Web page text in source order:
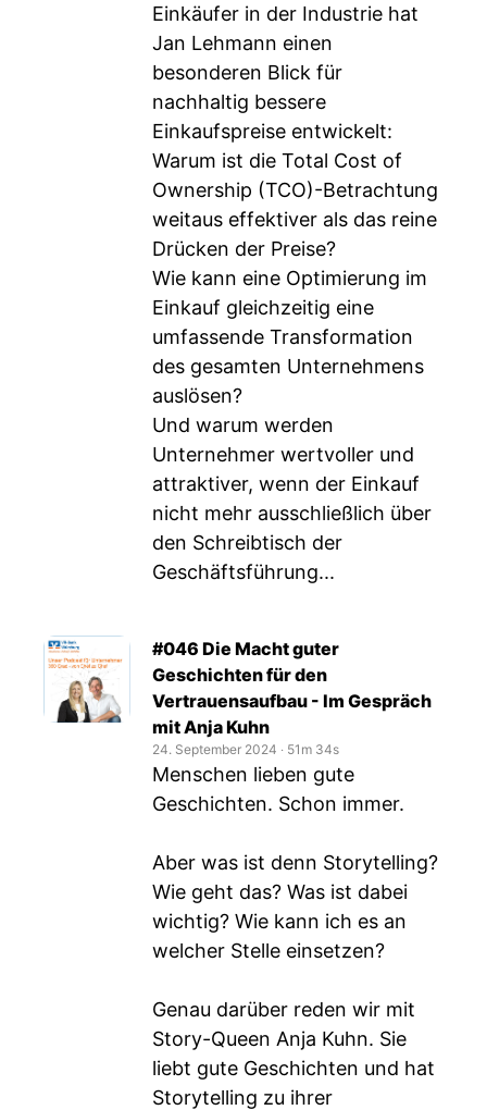
Einkäufer in der Industrie hat
Jan Lehmann einen
besonderen Blick für
nachhaltig bessere
Einkaufspreise entwickelt:
Warum ist die Total Cost of
Ownership (TCO)-Betrachtung
weitaus effektiver als das reine
Drücken der Preise?
Wie kann eine Optimierung im
Einkauf gleichzeitig eine
umfassende Transformation
des gesamten Unternehmens
auslösen?
Und warum werden
Unternehmer wertvoller und
attraktiver, wenn der Einkauf
nicht mehr ausschließlich über
den Schreibtisch der
Geschäftsführung...
#046 Die Macht guter
Geschichten für den
Vertrauensaufbau - Im Gespräch
mit Anja Kuhn
24. September 2024 ‧ 51m 34s
Menschen lieben gute
Geschichten. Schon immer.
Aber was ist denn Storytelling?
Wie geht das? Was ist dabei
wichtig? Wie kann ich es an
welcher Stelle einsetzen?
Genau darüber reden wir mit
Story-Queen Anja Kuhn. Sie
liebt gute Geschichten und hat
Storytelling zu ihrer